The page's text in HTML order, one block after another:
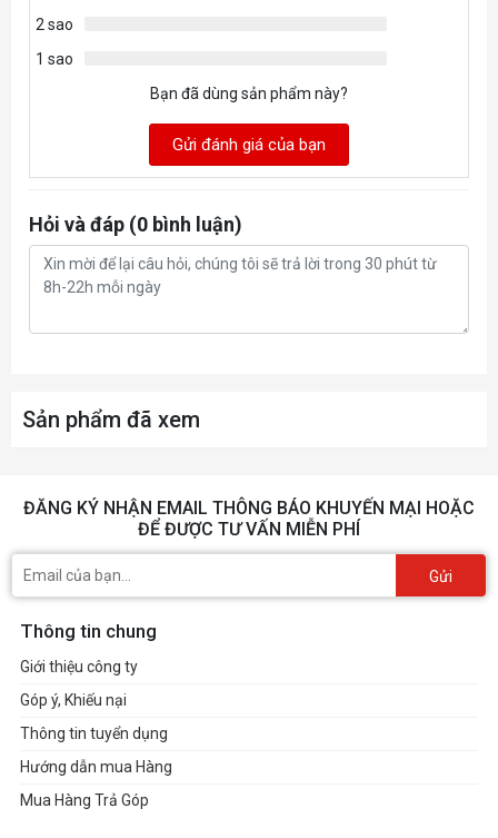
Điện
của
tản
nhiệt
Nhôm
Tốc
2 sao
1 sao
Bạn đã dùng sản phẩm này?
Gửi đánh giá của bạn
Hỏi và đáp (0 bình luận)
Sản phẩm đã xem
ĐĂNG KÝ NHẬN EMAIL THÔNG BÁO KHUYẾN MẠI HOẶC
ĐỂ ĐƯỢC TƯ VẤN MIỄN PHÍ
Gửi
Thông tin chung
Giới thiệu công ty
Góp ý, Khiếu nại
Thông tin tuyển dụng
Hướng dẫn mua Hàng
Mua Hàng Trả Góp